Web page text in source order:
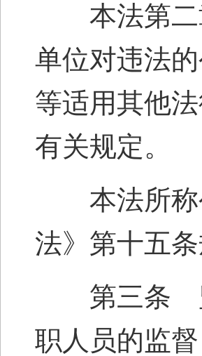
本法第二
单位对违法
等适用其他
有关规定。
本法所称
法》第十五
第三条 监
职人员的监